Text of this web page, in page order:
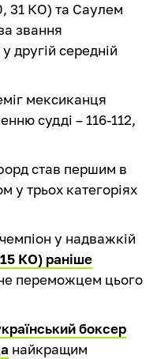
31 КО) та Саулем
звання
другій середній
мексиканця
судді – 116-112,
став першим в
у трьох категоріях
у надважкій
КО) раніше
переможцем цього
боксер
найкращим